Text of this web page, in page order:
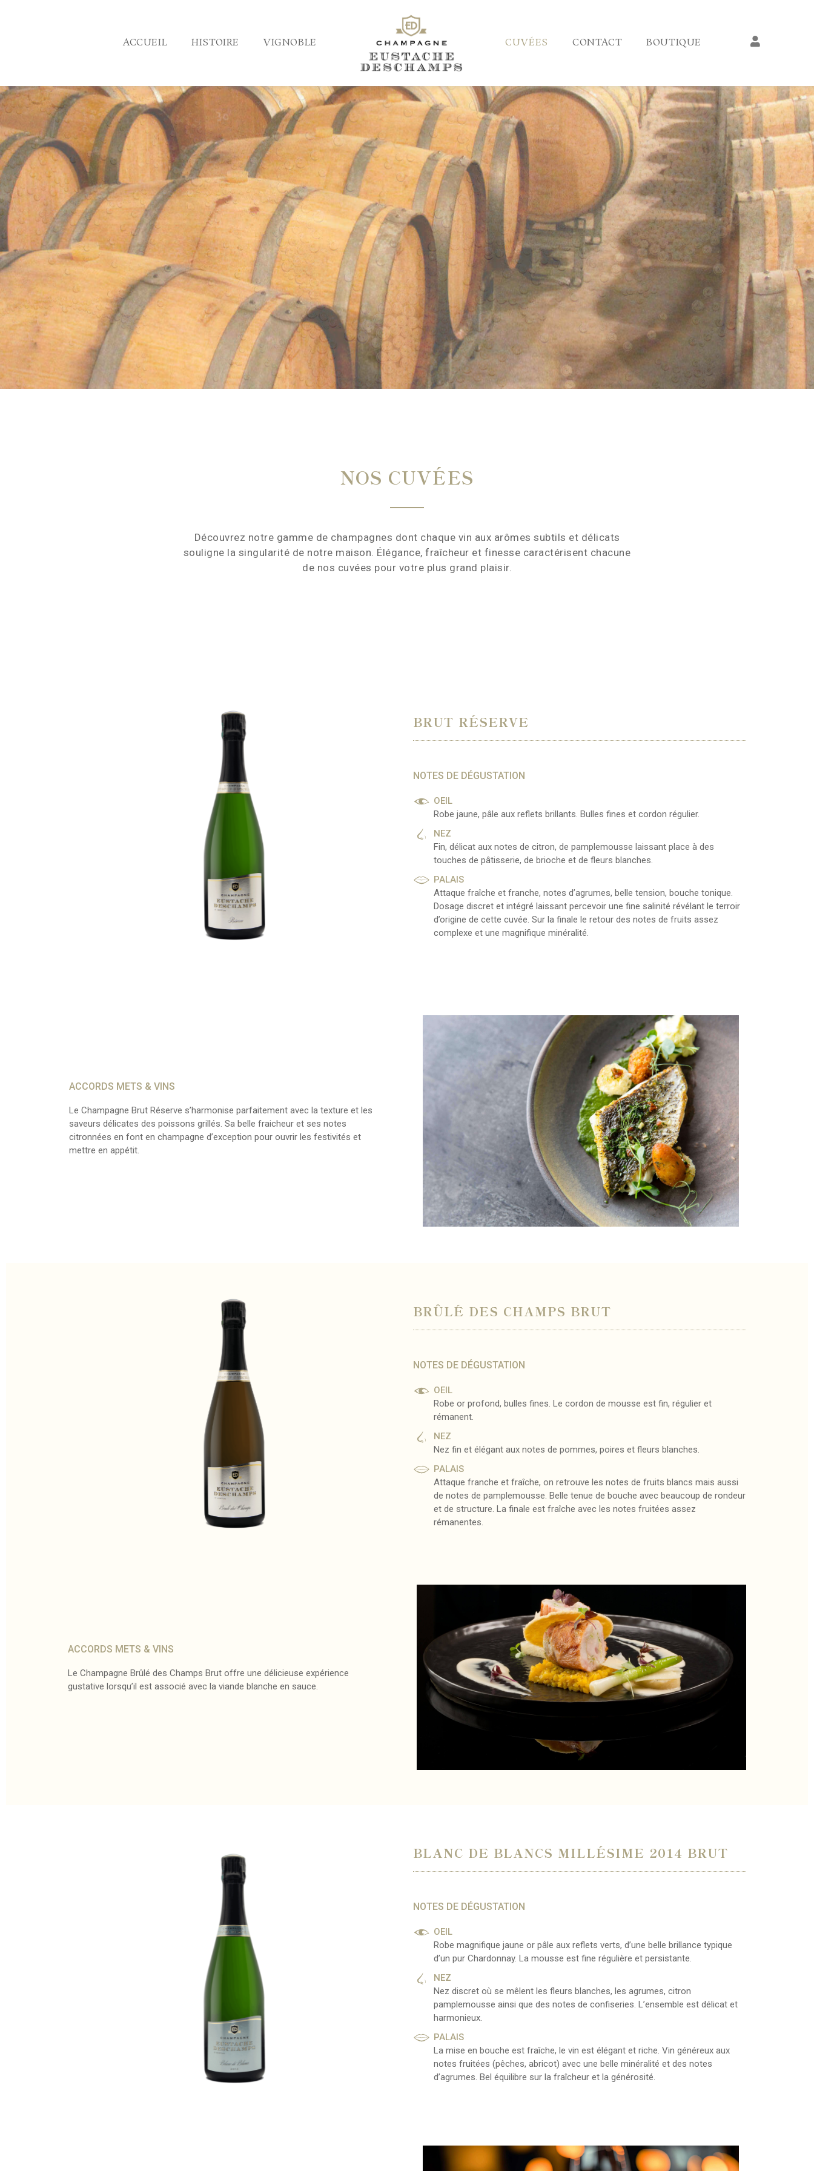
ACCUEIL HISTOIRE VIGNOBLE CUVÉES CONTACT BOUTIQUE
NOS CUVÉES
Découvrez notre gamme de champagnes dont chaque vin aux arômes subtils et délicats
souligne la singularité de notre maison. Élégance, fraîcheur et finesse caractérisent chacune
de nos cuvées pour votre plus grand plaisir.
BRUT RÉSERVE
NOTES DE DÉGUSTATION
OEIL
Robe jaune, pâle aux reflets brillants. Bulles fines et cordon régulier.
NEZ
Fin, délicat aux notes de citron, de pamplemousse laissant place à des
touches de pâtisserie, de brioche et de fleurs blanches.
PALAIS
Attaque fraîche et franche, notes d’agrumes, belle tension, bouche tonique.
Dosage discret et intégré laissant percevoir une fine salinité révélant le terroir
d’origine de cette cuvée. Sur la finale le retour des notes de fruits assez
complexe et une magnifique minéralité.
ACCORDS METS & VINS
Le Champagne Brut Réserve s’harmonise parfaitement avec la texture et les
saveurs délicates des poissons grillés. Sa belle fraicheur et ses notes
citronnées en font en champagne d’exception pour ouvrir les festivités et
mettre en appétit.
BRÛLÉ DES CHAMPS BRUT
NOTES DE DÉGUSTATION
OEIL
Robe or profond, bulles fines. Le cordon de mousse est fin, régulier et
rémanent.
NEZ
Nez fin et élégant aux notes de pommes, poires et fleurs blanches.
PALAIS
Attaque franche et fraîche, on retrouve les notes de fruits blancs mais aussi
de notes de pamplemousse. Belle tenue de bouche avec beaucoup de rondeur
et de structure. La finale est fraîche avec les notes fruitées assez
rémanentes.
ACCORDS METS & VINS
Le Champagne Brûlé des Champs Brut offre une délicieuse expérience
gustative lorsqu’il est associé avec la viande blanche en sauce.
BLANC DE BLANCS MILLÉSIME 2014 BRUT
NOTES DE DÉGUSTATION
OEIL
Robe magnifique jaune or pâle aux reflets verts, d’une belle brillance typique
d’un pur Chardonnay. La mousse est fine régulière et persistante.
NEZ
Nez discret où se mêlent les fleurs blanches, les agrumes, citron
pamplemousse ainsi que des notes de confiseries. L’ensemble est délicat et
harmonieux.
PALAIS
La mise en bouche est fraîche, le vin est élégant et riche. Vin généreux aux
notes fruitées (pêches, abricot) avec une belle minéralité et des notes
d’agrumes. Bel équilibre sur la fraîcheur et la générosité.